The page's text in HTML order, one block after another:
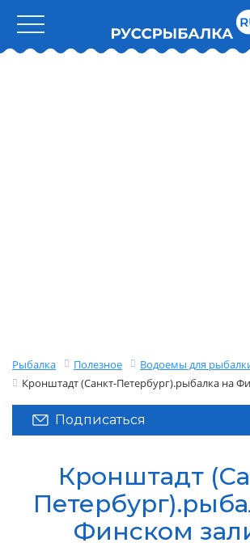
Рыбалка Полезное
Водоемы для
Кронштадт (Санкт-Петербург).рыбалка на
Подписаться
Кронштадт
Финском